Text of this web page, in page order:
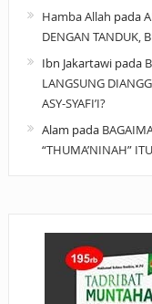
Hamba Allah pada
DENGAN TANDUK,
Ibn Jakartawipada
LANGSUNG
ASY-SYAFI’I?
Alam pada
“THUMA’NINAH”